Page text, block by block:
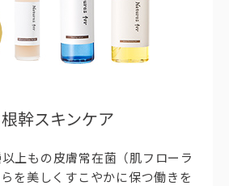
根幹スキンケア
上もの皮膚常在菌（肌フローラ
を美しくすこやかに保つ働きを